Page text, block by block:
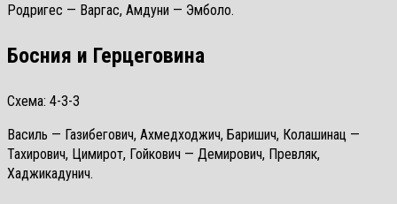
Родригес — Варгас, Амдуни — Эмболо.
Босния и Герцеговина
Схема: 4-3-3
Василь — Газибегович, Ахмедходжич, Баришич, Колашинац —
Тахирович, Цимирот, Гойкович — Демирович, Превляк,
Хаджикадунич.